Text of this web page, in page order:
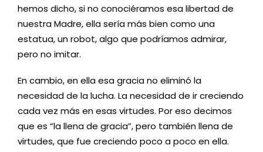
hemos dicho, si no conociéramos esa libertad de
nuestra Madre, ella sería más bien como una
estatua, un robot, algo que podríamos admirar,
pero no imitar.
En cambio, en ella esa gracia no eliminó la
necesidad de la lucha. La necesidad de ir creciendo
cada vez más en esas virtudes. Por eso decimos
que es “la llena de gracia”, pero también llena de
virtudes, que fue creciendo poco a poco en ella.